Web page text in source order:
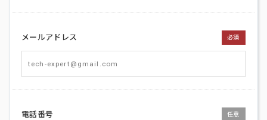
メールアドレス 必須
電話番号 任意